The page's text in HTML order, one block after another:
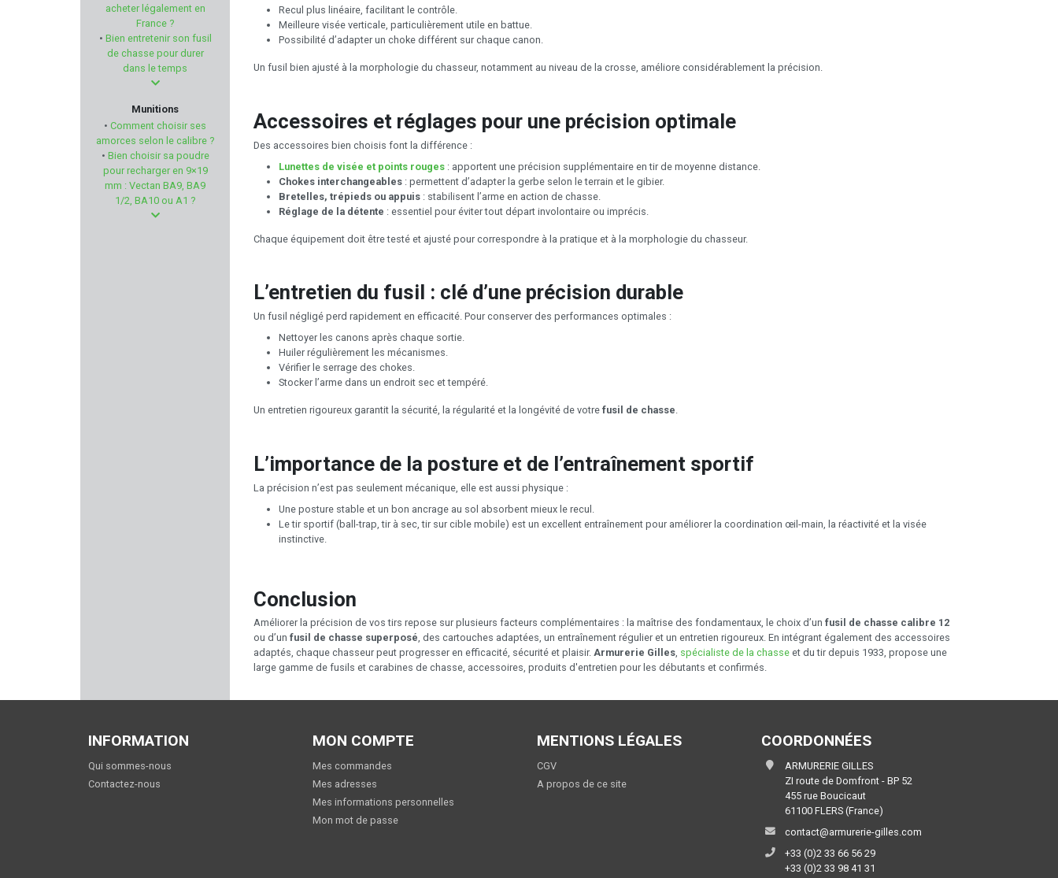
MAGPUL
AIMPOINT
VECTAN
VITEX
VALMET
EUROHUNT
HOWA
CCI
acheter légalement en
France ?
• Bien entretenir son fusil
de chasse pour durer
dans le temps
Munitions
• Comment choisir ses
amorces selon le calibre ?
• Bien choisir sa poudre
pour recharger en 9×19
mm : Vectan BA9, BA9
1/2, BA10 ou A1 ?
Recul plus linéaire, facilitant le contrôle.
Meilleure visée verticale, particulièrement utile en battue.
Possibilité d’adapter un choke différent sur chaque canon.
Un fusil bien ajusté à la morphologie du chasseur, notamment au niveau de la crosse, améliore considérablement la précision.
Accessoires et réglages pour une précision optimale
Des accessoires bien choisis font la différence :
Lunettes de visée et points rouges : apportent une précision supplémentaire en tir de moyenne distance.
Chokes interchangeables : permettent d’adapter la gerbe selon le terrain et le gibier.
Bretelles, trépieds ou appuis : stabilisent l’arme en action de chasse.
Réglage de la détente : essentiel pour éviter tout départ involontaire ou imprécis.
Chaque équipement doit être testé et ajusté pour correspondre à la pratique et à la morphologie du chasseur.
L’entretien du fusil : clé d’une précision durable
Un fusil négligé perd rapidement en efficacité. Pour conserver des performances optimales :
Nettoyer les canons après chaque sortie.
Huiler régulièrement les mécanismes.
Vérifier le serrage des chokes.
Stocker l’arme dans un endroit sec et tempéré.
Un entretien rigoureux garantit la sécurité, la régularité et la longévité de votre fusil de chasse.
L’importance de la posture et de l’entraînement sportif
La précision n’est pas seulement mécanique, elle est aussi physique :
Une posture stable et un bon ancrage au sol absorbent mieux le recul.
Le tir sportif (ball-trap, tir à sec, tir sur cible mobile) est un excellent entraînement pour améliorer la coordination œil-main, la réactivité et la visée
instinctive.
Conclusion
Améliorer la précision de vos tirs repose sur plusieurs facteurs complémentaires : la maîtrise des fondamentaux, le choix d’un fusil de chasse calibre 12
ou d’un fusil de chasse superposé, des cartouches adaptées, un entraînement régulier et un entretien rigoureux. En intégrant également des accessoires
adaptés, chaque chasseur peut progresser en efficacité, sécurité et plaisir. Armurerie Gilles, spécialiste de la chasse et du tir depuis 1933, propose une
large gamme de fusils et carabines de chasse, accessoires, produits d'entretien pour les débutants et confirmés.
INFORMATION
Qui sommes-nous
Contactez-nous
MON COMPTE
Mes commandes
Mes adresses
Mes informations personnelles
Mon mot de passe
MENTIONS LÉGALES
CGV
A propos de ce site
COORDONNÉES
ARMURERIE GILLES
ZI route de Domfront - BP 52
455 rue Boucicaut
61100 FLERS (France)
contact@armurerie-gilles.com
+33 (0)2 33 66 56 29
+33 (0)2 33 98 41 31